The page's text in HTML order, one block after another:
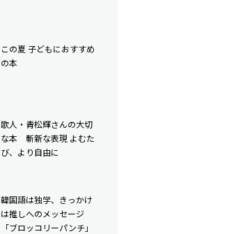
この夏 子どもにおすすめ
の本
歌人・青松輝さんの大切
な本 斬新な表現 よむた
び、より自由に
韓国語は独学、きっかけ
は推しへのメッセージ
「ブロッコリーパンチ」